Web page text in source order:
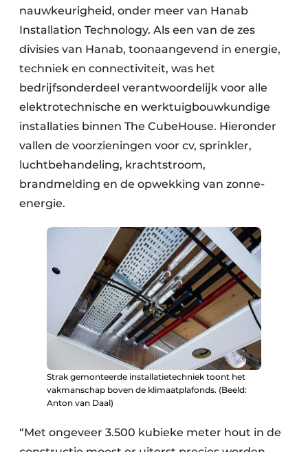
nauwkeurigheid, onder meer van Hanab
Installation Technology. Als een van de zes
divisies van Hanab, toonaangevend in energie,
techniek en connectiviteit, was het
bedrijfsonderdeel verantwoordelijk voor alle
elektrotechnische en werktuigbouwkundige
installaties binnen The CubeHouse. Hieronder
vallen de voorzieningen voor cv, sprinkler,
luchtbehandeling, krachtstroom,
brandmelding en de opwekking van zonne-
energie.
Strak gemonteerde installatietechniek toont het
vakmanschap boven de klimaatplafonds. (Beeld:
Anton van Daal)
“Met ongeveer 3.500 kubieke meter hout in de